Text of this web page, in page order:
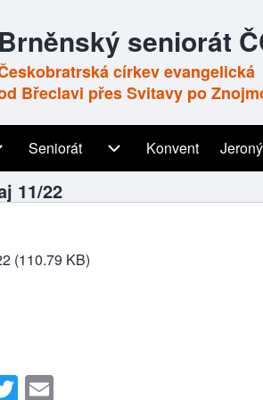
Brněnský seniorát
církev evangelická
Břeclavi přes Svitavy po
Seniorát
Seniorát sub-navigation
Konvent
navigace
11/22
(110.79 KB)
T